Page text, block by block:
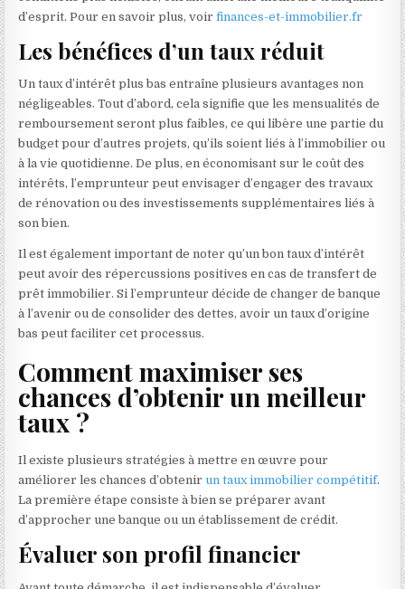
d’esprit. Pour en savoir plus, voirfinances-et-immobilier.fr
Les bénéfices d’un taux réduit
Un taux d’intérêt plus bas entraîne plusieurs avantages non
négligeables. Tout d’abord, cela signifie que les mensualités de
remboursement seront plus faibles, ce qui libère une partie du
budget pour d’autres projets, qu’ils soient liés à l’immobilier ou
à la vie quotidienne. De plus, en économisant sur le coût des
intérêts, l’emprunteur peut envisager d’engager des travaux
de rénovation ou des investissements supplémentaires liés à
son bien.
Il est également important de noter qu’un bon taux d’intérêt
peut avoir des répercussions positives en cas de transfert de
prêt immobilier. Si l’emprunteur décide de changer de banque
à l’avenir ou de consolider des dettes, avoir un taux d’origine
bas peut faciliter cet processus.
Comment maximiser ses
chances d’obtenir un meilleur
taux ?
Il existe plusieurs stratégies à mettre en œuvre pour
améliorer les chances d’obtenir un taux immobilier compétitif.
La première étape consiste à bien se préparer avant
d’approcher une banque ou un établissement de crédit.
Évaluer son profil financier